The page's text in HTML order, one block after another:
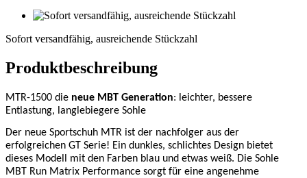
Sofort versandfähig, ausreichende Stückzahl
Produktbeschreibung
MTR-1500 die neue MBT Generation: leichter, bessere
Entlastung, langlebiegere Sohle
Der neue Sportschuh MTR ist der nachfolger aus der
erfolgreichen GT Serie! Ein dunkles, schlichtes Design bietet
dieses Modell mit den Farben blau und etwas weiß. Die Sohle
MBT Run Matrix Performance sorgt für eine angenehme